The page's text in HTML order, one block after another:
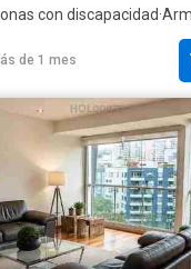
con discapacidad·
de 1 mes